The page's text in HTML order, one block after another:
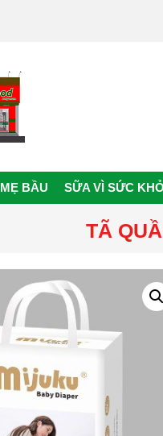
BẦU SỮA VÌ SỨC
TÃ